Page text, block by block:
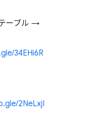
ーブル →
34EHi6R
2NeLxjI